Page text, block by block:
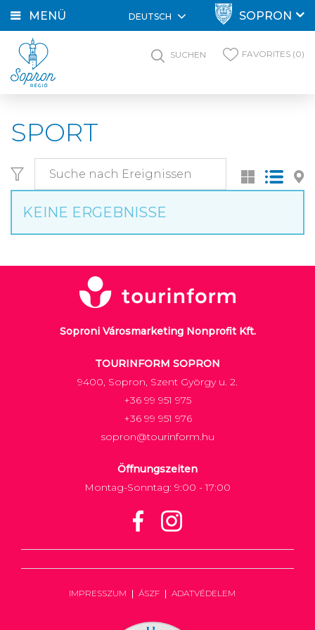
MENÜ DEUTSCH SOPRON
SUCHEN FAVORITES (0)
SPORT
KEINE ERGEBNISSE
Soproni Városmarketing Nonprofit Kft.
TOURINFORM SOPRON
9400, Sopron, Szent György u. 2.
+36 99 951 975
+36 99 951 976
sopron@tourinform.hu
Öffnungszeiten
Montag-Sonntag: 9:00 - 17:00
IMPRESSZUM ÁSZF ADATVÉDELEM